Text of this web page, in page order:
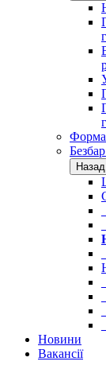
Форма
Назад
Новини
Вакансії